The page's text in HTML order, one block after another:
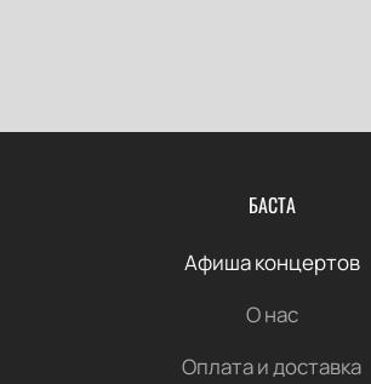
БАСТА
Афиша концертов
О нас
Оплата и доставка